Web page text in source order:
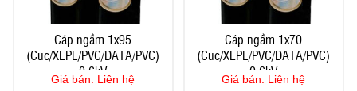
Cáp ngầm 1x95
(Cuc/XLPE/PVC/DATA/PVC)
0,6kV
Giá bán: Liên hệ
Cáp ngầm 1x70
(Cuc/XLPE/PVC/DATA/PVC)
0,6kV
Giá bán: Liên hệ